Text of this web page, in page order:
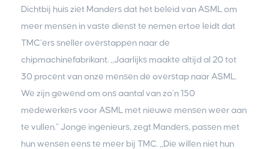
Dichtbij huis ziet Manders dat het beleid van ASML om
meer mensen in vaste dienst te nemen ertoe leidt dat
TMC’ers sneller overstappen naar de
chipmachinefabrikant. ,,Jaarlijks maakte altijd al 20 tot
30 procent van onze mensen de overstap naar ASML.
We zijn gewend om ons aantal van zo’n 150
medewerkers voor ASML met nieuwe mensen weer aan
te vullen.” Jonge ingenieurs, zegt Manders, passen met
hun wensen eens te meer bij TMC. ,,Die willen niet hun